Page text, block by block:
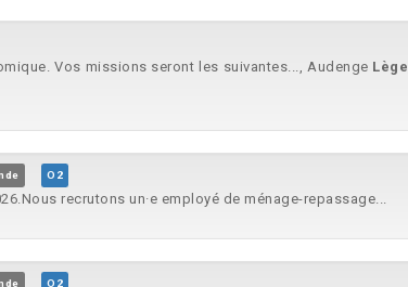
Vos missions seront les suivantes..., Audenge Lège
O2
recrutons un·e employé de ménage-repassage...
O2